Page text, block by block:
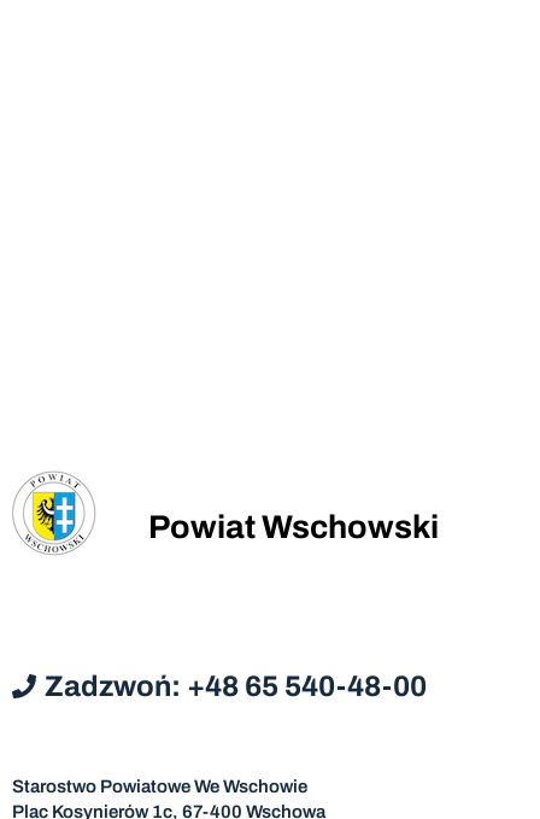
Powiat Wschowski
Zadzwoń: +48 65 540-48-00
Starostwo Powiatowe We Wschowie
Plac Kosynierów 1c, 67-400 Wschowa